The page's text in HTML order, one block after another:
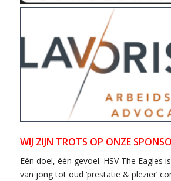
WIJ ZIJN TROTS OP ONZE
Eén doel, één gevoel. HSV The Eagles
van jong tot oud ‘prestatie & plezier’